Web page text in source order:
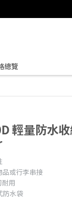
總覽
輕量防水
或行李串接
用
防水袋